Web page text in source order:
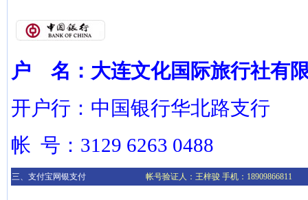
户 名：大连文化国际旅行社有
开户行：中国银行华北路支行
帐 号：3129 6263 0488
三、支付宝网银支付 帐号验证人：王梓骏 手机：18909866811